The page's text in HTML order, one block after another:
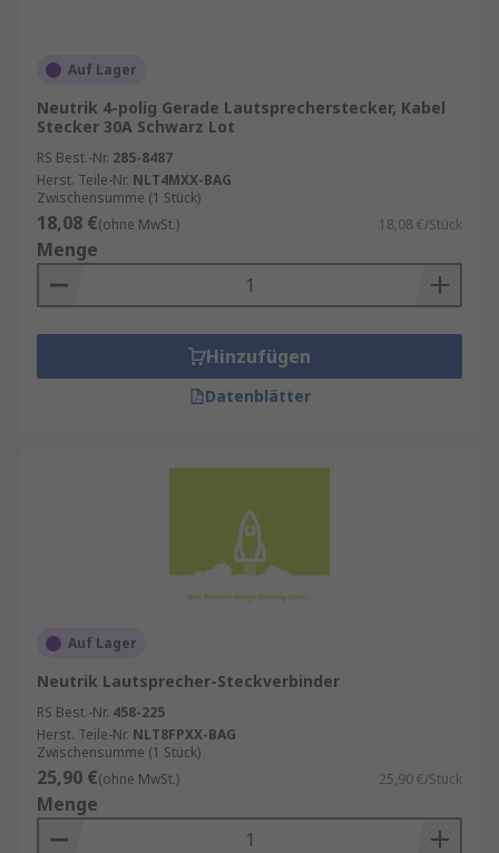
Auf Lager
Neutrik 4-polig Gerade Lautsprecherstecker, Kabel
Stecker 30A Schwarz Lot
RS Best.-Nr. 285-8487
Herst. Teile-Nr. NLT4MXX-BAG
Zwischensumme (1 Stück)
18,08 €(ohne MwSt.) 18,08 €/Stück
Menge
Hinzufügen
Datenblätter
Auf Lager
Neutrik Lautsprecher-Steckverbinder
RS Best.-Nr. 458-225
Herst. Teile-Nr. NLT8FPXX-BAG
Zwischensumme (1 Stück)
25,90 €(ohne MwSt.) 25,90 €/Stück
Menge